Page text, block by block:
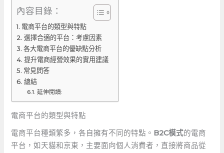
內容目錄：
電商平台的類型與特點
選擇合適的平台：考慮因素
各大電商平台的優缺點分析
提升電商經營效果的實用建議
常見問答
總結
延伸閱讀:
電商平台的類型與特點
電商平台種類繁多，各自擁有不同的特點。 B2C模式的電商
平台，如天貓和京東，主要面向個人消費者，直接將商品從